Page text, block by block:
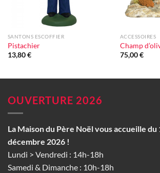
SANTONS ESCOFFIER
Pistachier
13,80€
ACCESSOIRES
Champ
75,00€
OUVERTURE 2026
La Maison du Père Noël vous accueille
décembre 2026 !
Lundi > Vendredi : 14h-18h
Samedi & Dimanche : 10h-18h